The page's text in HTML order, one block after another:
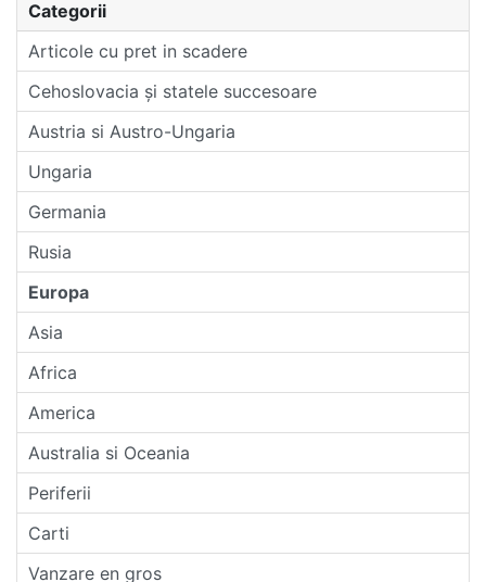
Categorii
Articole cu pret in scadere
Cehoslovacia și statele succesoare
Austria si Austro-Ungaria
Ungaria
Germania
Rusia
Europa
Asia
Africa
America
Australia si Oceania
Periferii
Carti
Vanzare en gros